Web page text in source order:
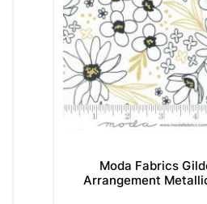
Moda Fabrics
Arrangement